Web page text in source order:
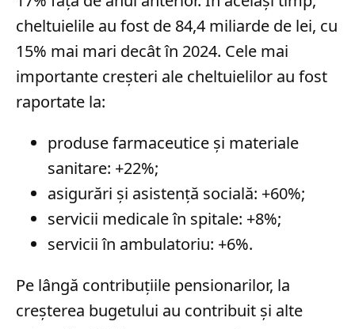
cheltuielile au fost de 84,4 miliarde de lei, cu
15% mai mari decât în 2024. Cele mai
importante creșteri ale cheltuielilor au fost
raportate la:
produse farmaceutice și materiale
sanitare: +22%;
asigurări și asistență socială: +60%;
servicii medicale în spitale: +8%;
servicii în ambulatoriu: +6%.
Pe lângă contribuțiile pensionarilor, la
creșterea bugetului au contribuit și alte